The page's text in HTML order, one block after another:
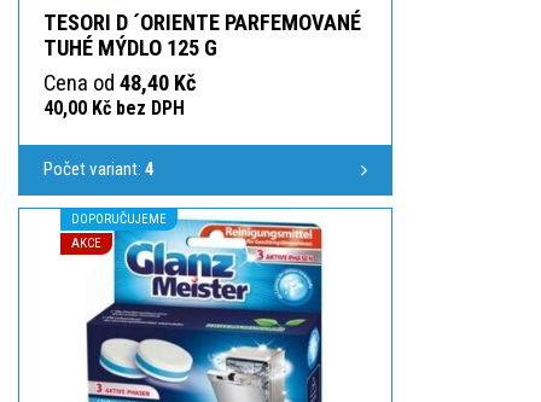
TESORI D ´ORIENTE PARFEMOVANÉ
TUHÉ MÝDLO 125 G
Cena od 48,40 Kč
40,00 Kč bez DPH
Počet variant: 4
DOPORUČUJEME
AKCE